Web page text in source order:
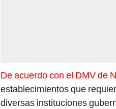
De acuerdo con el DMV de
establecimientos que
diversas instituciones